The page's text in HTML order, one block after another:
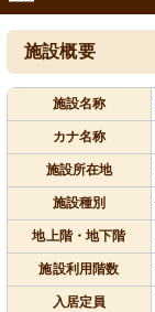
施設概要
施設名称
カナ名称
施設所在地
施設種別
地上階・地下階
施設利用階数
入居定員